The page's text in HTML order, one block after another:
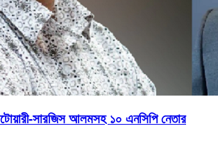
সারজিস আলমসহ ১০ এনসিপি নেতার